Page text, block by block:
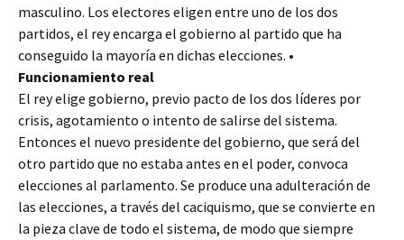
masculino. Los electores eligen entre uno de los dos
partidos, el rey encarga el gobierno al partido que ha
conseguido la mayoría en dichas elecciones. •
Funcionamiento real
El rey elige gobierno, previo pacto de los dos líderes por
crisis, agotamiento o intento de salirse del sistema.
Entonces el nuevo presidente del gobierno, que será del
otro partido que no estaba antes en el poder, convoca
elecciones al parlamento. Se produce una adulteración de
las elecciones, a través del caciquismo, que se convierte en
la pieza clave de todo el sistema, de modo que siempre